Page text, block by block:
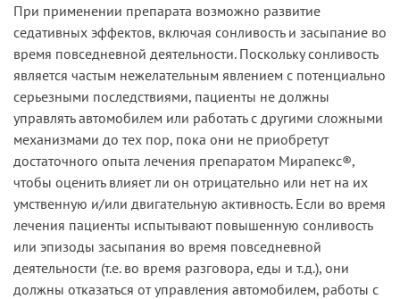
При применении препарата возможно развитие
седативных эффектов, включая сонливость и засыпание во
время повседневной деятельности. Поскольку сонливость
является частым нежелательным явлением с потенциально
серьезными последствиями, пациенты не должны
управлять автомобилем или работать с другими сложными
механизмами до тех пор, пока они не приобретут
достаточного опыта лечения препаратом Мирапекс®,
чтобы оценить влияет ли он отрицательно или нет на их
умственную и/или двигательную активность. Если во время
лечения пациенты испытывают повышенную сонливость
или эпизоды засыпания во время повседневной
деятельности (т.е. во время разговора, еды и т.д.), они
должны отказаться от управления автомобилем, работы с